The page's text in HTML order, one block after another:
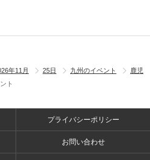
年11月 25日 九州のイベント
鹿児
ト
プライバシーポリシー
お問い合わせ